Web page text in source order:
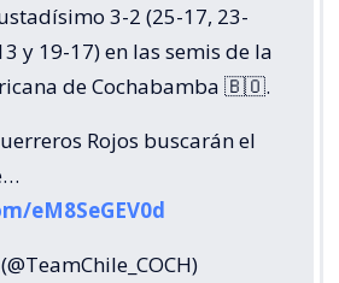
3-2 (25-17, 23-
y 19-17) en las semis de la
de Cochabamba 🇧🇴.
Rojos buscarán el
eM8SeGEV0d